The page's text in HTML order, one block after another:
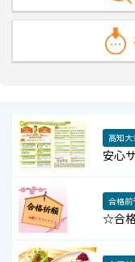
高知大
安心
合格前
☆合